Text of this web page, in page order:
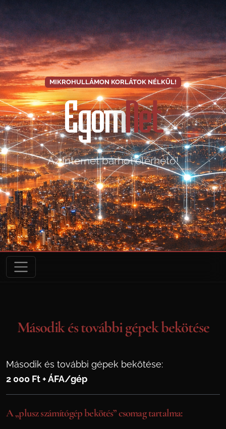
MIKROHULLÁMON KORLÁTOK NÉLKÜL!
EgomNet
Az Internet bárhol elérhető!
Második és további gépek bekötése
Második és további gépek bekötése:
2 000 Ft + ÁFA/gép
A „plusz számítógép bekötés” csomag tartalma: